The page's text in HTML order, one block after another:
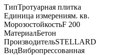
ТипТротуарная плитка
Единица измерениям. кв.
МорозостойкостьF 200
МатериалБетон
ПроизводительSTELLARD
ВидВибропрессованная